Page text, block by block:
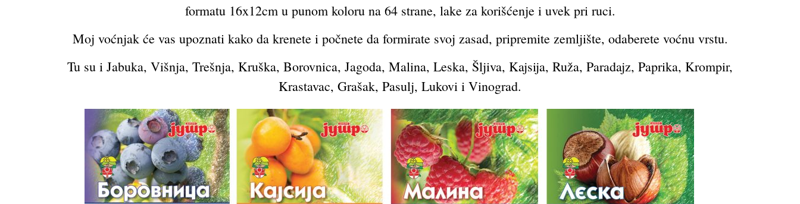
formatu 16x12cm u punom koloru na 64 strane, lake za korišćenje i uvek pri ruci.
Moj voćnjak će vas upoznati kako da krenete i počnete da formirate svoj zasad, pripremite zemljište, odaberete voćnu vrstu.
Tu su i Jabuka, Višnja, Trešnja, Kruška, Borovnica, Jagoda, Malina, Leska, Šljiva, Kajsija, Ruža, Paradajz, Paprika, Krompir,
Krastavac, Grašak, Pasulj, Lukovi i Vinograd.